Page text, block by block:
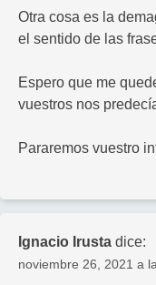
Otra cosa es la
el sentido de las
Espero que me
vuestros nos
Pararemos vuestro
Ignacio Irusta dice:
noviembre 26, 2021 a